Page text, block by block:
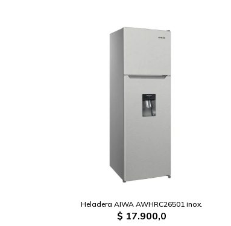
Heladera AIWA AWHRC26501 inox.
$ 17.900,0